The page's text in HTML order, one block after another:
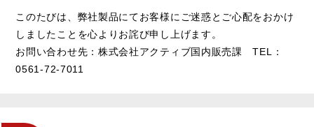
このたびは、弊社製品にてお客様にご迷惑とご心配をおかけ
しましたことを心よりお詫び申し上げます。
お問い合わせ先：株式会社アクティブ国内販売課 TEL：
0561-72-7011